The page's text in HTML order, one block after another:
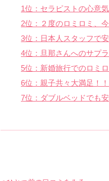
1位：セラピストの心意
2位：２度のロミロミ、
3位：日本人スタッフで
4位：旦那さんへのサプラ
5位：新婚旅行でのロミ
6位：親子共々大満足！！
7位：ダブルベッドでも